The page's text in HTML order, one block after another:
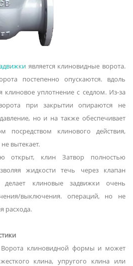
является клиновидные ворота.
постепенно опускаются. вдоль
клиновое уплотнение с седлом. Из-за
при закрытии опираются не
но и на также обеспечивает
посредством клинового действия,
вытекает.
открыт, клин Затвор полностью
жидкости течь через клапан
делает клиновые задвижки очень
выключения. операций, но не
расхода.
Ворота клиновидной формы и может
клина, упругого клина или